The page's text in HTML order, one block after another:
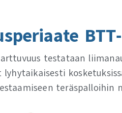
testataan
teräspalloihin